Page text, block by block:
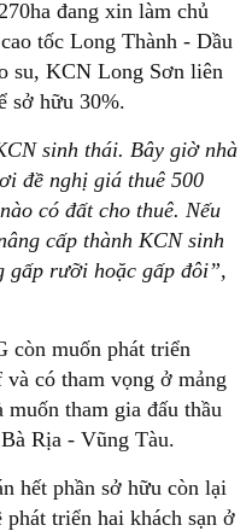
đang xin làm chủ
tốc Long Thành - Dầu
su, KCN Long Sơn liên
sở hữu 30%.
sinh thái. Bây giờ nhà
đề nghị giá thuê 500
có đất cho thuê. Nếu
cấp thành KCN sinh
gấp rưỡi hoặc gấp đôi”,
còn muốn phát triển
có tham vọng ở mảng
tham gia đấu thầu
Rịa - Vũng Tàu.
hết phần sở hữu còn lại
triển hai khách sạn ở